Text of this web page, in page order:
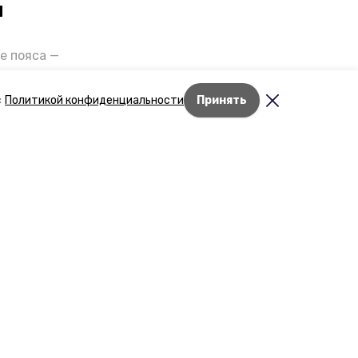
Политикой конфиденциальности Принять
пояса —
на